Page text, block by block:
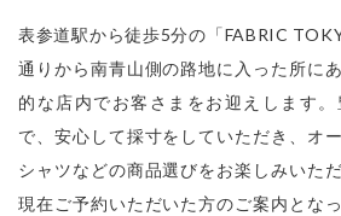
表参道駅から徒歩5分の「FABRIC
通りから南青山側の路地に入った所に
的な店内でお客さまをお迎えします
で、安心して採寸をしていただき、オ
シャツなどの商品選びをお楽しみいた
現在ご予約いただいた方のご案内とな